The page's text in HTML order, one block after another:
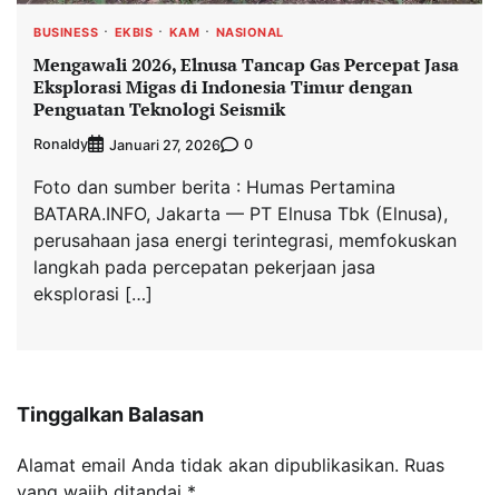
BUSINESS EKBIS KAM NASIONAL
Mengawali 2026, Elnusa Tancap Gas Percepat Jasa
Eksplorasi Migas di Indonesia Timur dengan
Penguatan Teknologi Seismik
Ronaldy Januari 27, 2026 0
Foto dan sumber berita : Humas Pertamina
BATARA.INFO, Jakarta — PT Elnusa Tbk (Elnusa),
perusahaan jasa energi terintegrasi, memfokuskan
langkah pada percepatan pekerjaan jasa
eksplorasi […]
Tinggalkan Balasan
Alamat email Anda tidak akan dipublikasikan. Ruas